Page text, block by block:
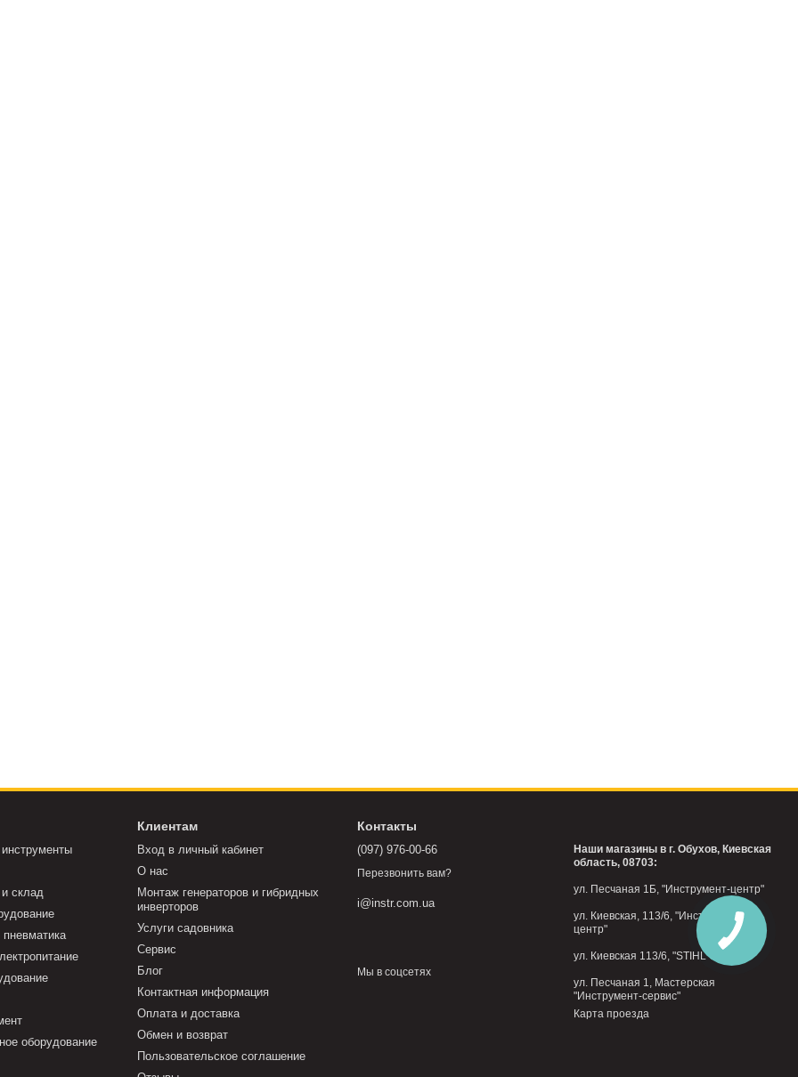
склад
оборудование
Клиентам
Вход в личный кабинет
О нас
Монтаж генераторов и гибридных
инверторов
Услуги садовника
Сервис
Блог
Контактная информация
Оплата и доставка
Обмен и возврат
Пользовательское соглашение
Контакты
(097) 976-00-66
Перезвонить вам?
i@instr.com.ua
Наши магазины в г. Обухов, Киевская
область, 08703:
ул. Песчаная 1Б, "Инструмент-центр"
ул. Киевская, 113/6, "Инструмент-
центр"
ул. Киевская 113/6, "STIHL Обухов"
ул. Песчаная 1, Мастерская
"Инструмент-сервис"
Карта проезда
Мы в соцсетях